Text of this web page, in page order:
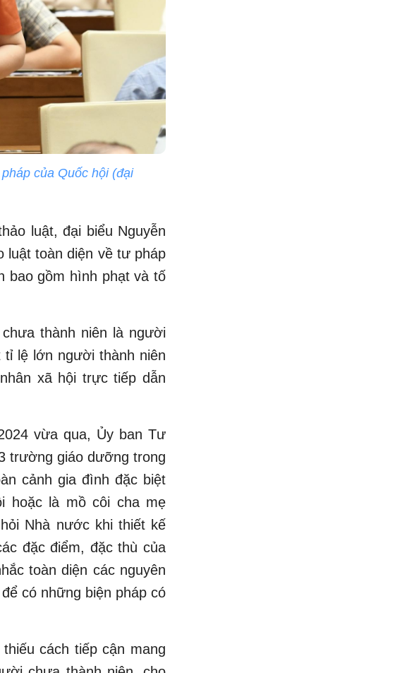
của Quốc hội (đại
luật, đại biểu Nguyễn
luật toàn diện về tư pháp
bao gồm hình phạt và tố
thành niên là người
lệ lớn người thành niên
xã hội trực tiếp dẫn
vừa qua, Ủy ban Tư
trường giáo dưỡng trong
cảnh gia đình đặc biệt
hoặc là mồ côi cha mẹ
Nhà nước khi thiết kế
đặc điểm, đặc thù của
toàn diện các nguyên
có những biện pháp có
cách tiếp cận mang